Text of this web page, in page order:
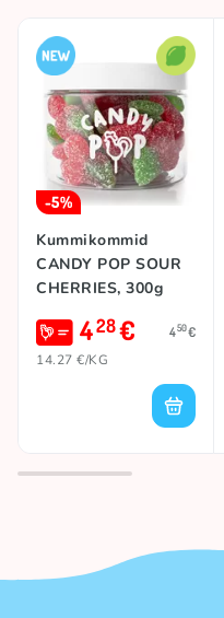
-5%
Kummikommid
CANDY POP SOUR
CHERRIES, 300g
428€ 450€
14.27 €/KG